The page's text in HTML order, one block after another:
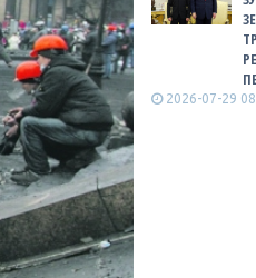
2026-07-29